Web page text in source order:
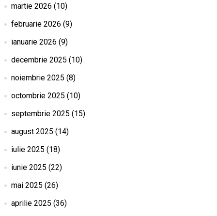
martie 2026 (10)
februarie 2026 (9)
ianuarie 2026 (9)
decembrie 2025 (10)
noiembrie 2025 (8)
octombrie 2025 (10)
septembrie 2025 (15)
august 2025 (14)
iulie 2025 (18)
iunie 2025 (22)
mai 2025 (26)
aprilie 2025 (36)